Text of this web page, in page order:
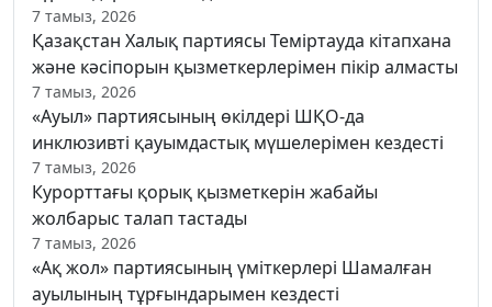
7 тамыз, 2026
Қазақстан Халық партиясы Теміртауда кітапхана
және кәсіпорын қызметкерлерімен пікір алмасты
7 тамыз, 2026
«Ауыл» партиясының өкілдері ШҚО-да
инклюзивті қауымдастық мүшелерімен кездесті
7 тамыз, 2026
Курорттағы қорық қызметкерін жабайы
жолбарыс талап тастады
7 тамыз, 2026
«Ақ жол» партиясының үміткерлері Шамалған
ауылының тұрғындарымен кездесті